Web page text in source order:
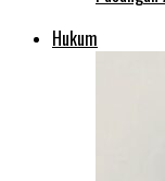
Hukum